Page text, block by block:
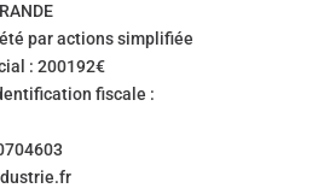
par actions simplifiée
: 200192€
fiscale :